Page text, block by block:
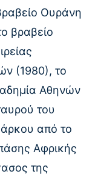
Ουράνη
βραβείο
(1980), το
Αθηνών
του
από το
Αφρικής
της